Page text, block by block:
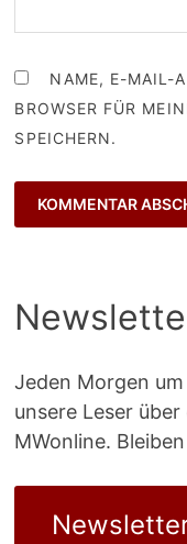
NAME, E-MAIL-
BROWSER FÜR
SPEICHERN.
Jeden Morgen
unsere Leser
MWonline.